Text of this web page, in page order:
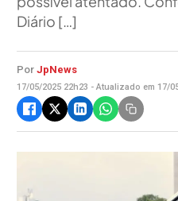
Diário […]
Por JpNews
17/05/2025 22h23 - Atualizado em 17/